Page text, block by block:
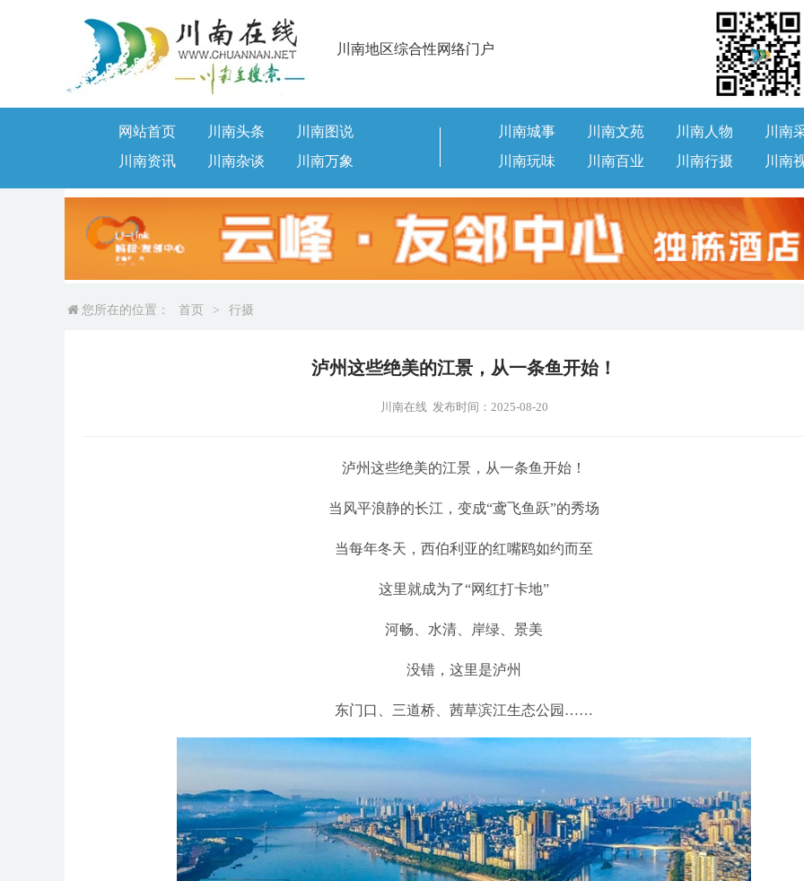
川南地区综合性网络门户
网站首页 川南头条
川南图说
川南资讯
川南杂谈 川南万象
川南城事 川南文苑 川南人物
川南
川南玩味
川南百业 川南行摄 川南
您所在的位置： 首页 > 行摄
泸州这些绝美的江景，从一条鱼开始！
川南在线 发布时间：2025-08-20
泸州这些绝美的江景，从一条鱼开始！
当风平浪静的长江，变成“鸢飞鱼跃”的秀场
当每年冬天，西伯利亚的红嘴鸥如约而至
这里就成为了“网红打卡地”
河畅、水清、岸绿、景美
没错，这里是泸州
东门口、三道桥、茜草滨江生态公园……